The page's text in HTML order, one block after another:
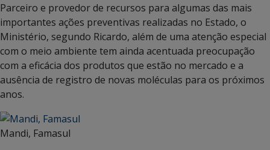
Parceiro e provedor de recursos para algumas das mais
importantes ações preventivas realizadas no Estado, o
Ministério, segundo Ricardo, além de uma atenção especial
com o meio ambiente tem ainda acentuada preocupação
com a eficácia dos produtos que estão no mercado e a
ausência de registro de novas moléculas para os próximos
anos.
Mandi, Famasul